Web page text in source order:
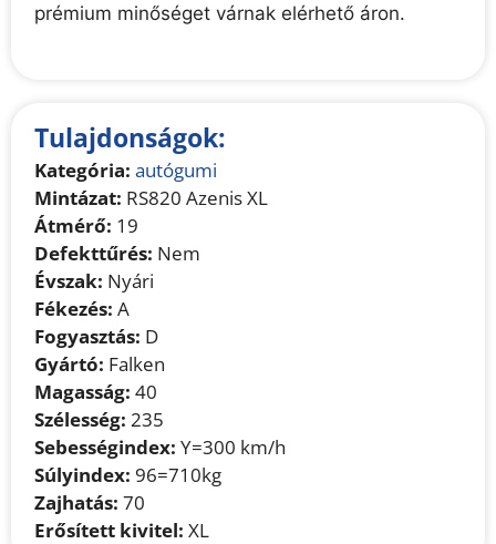
prémium minőséget várnak elérhető áron.
Tulajdonságok:
Kategória: autógumi
Mintázat: RS820 Azenis XL
Átmérő: 19
Defekttűrés: Nem
Évszak: Nyári
Fékezés: A
Fogyasztás: D
Gyártó: Falken
Magasság: 40
Szélesség: 235
Sebességindex: Y=300 km/h
Súlyindex: 96=710kg
Zajhatás: 70
Erősített kivitel: XL